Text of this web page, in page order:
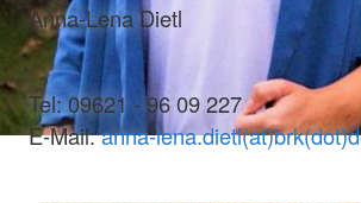
Anna-Lena Dietl
Tel: 09621 - 96 09 227
E-Mail:anna-